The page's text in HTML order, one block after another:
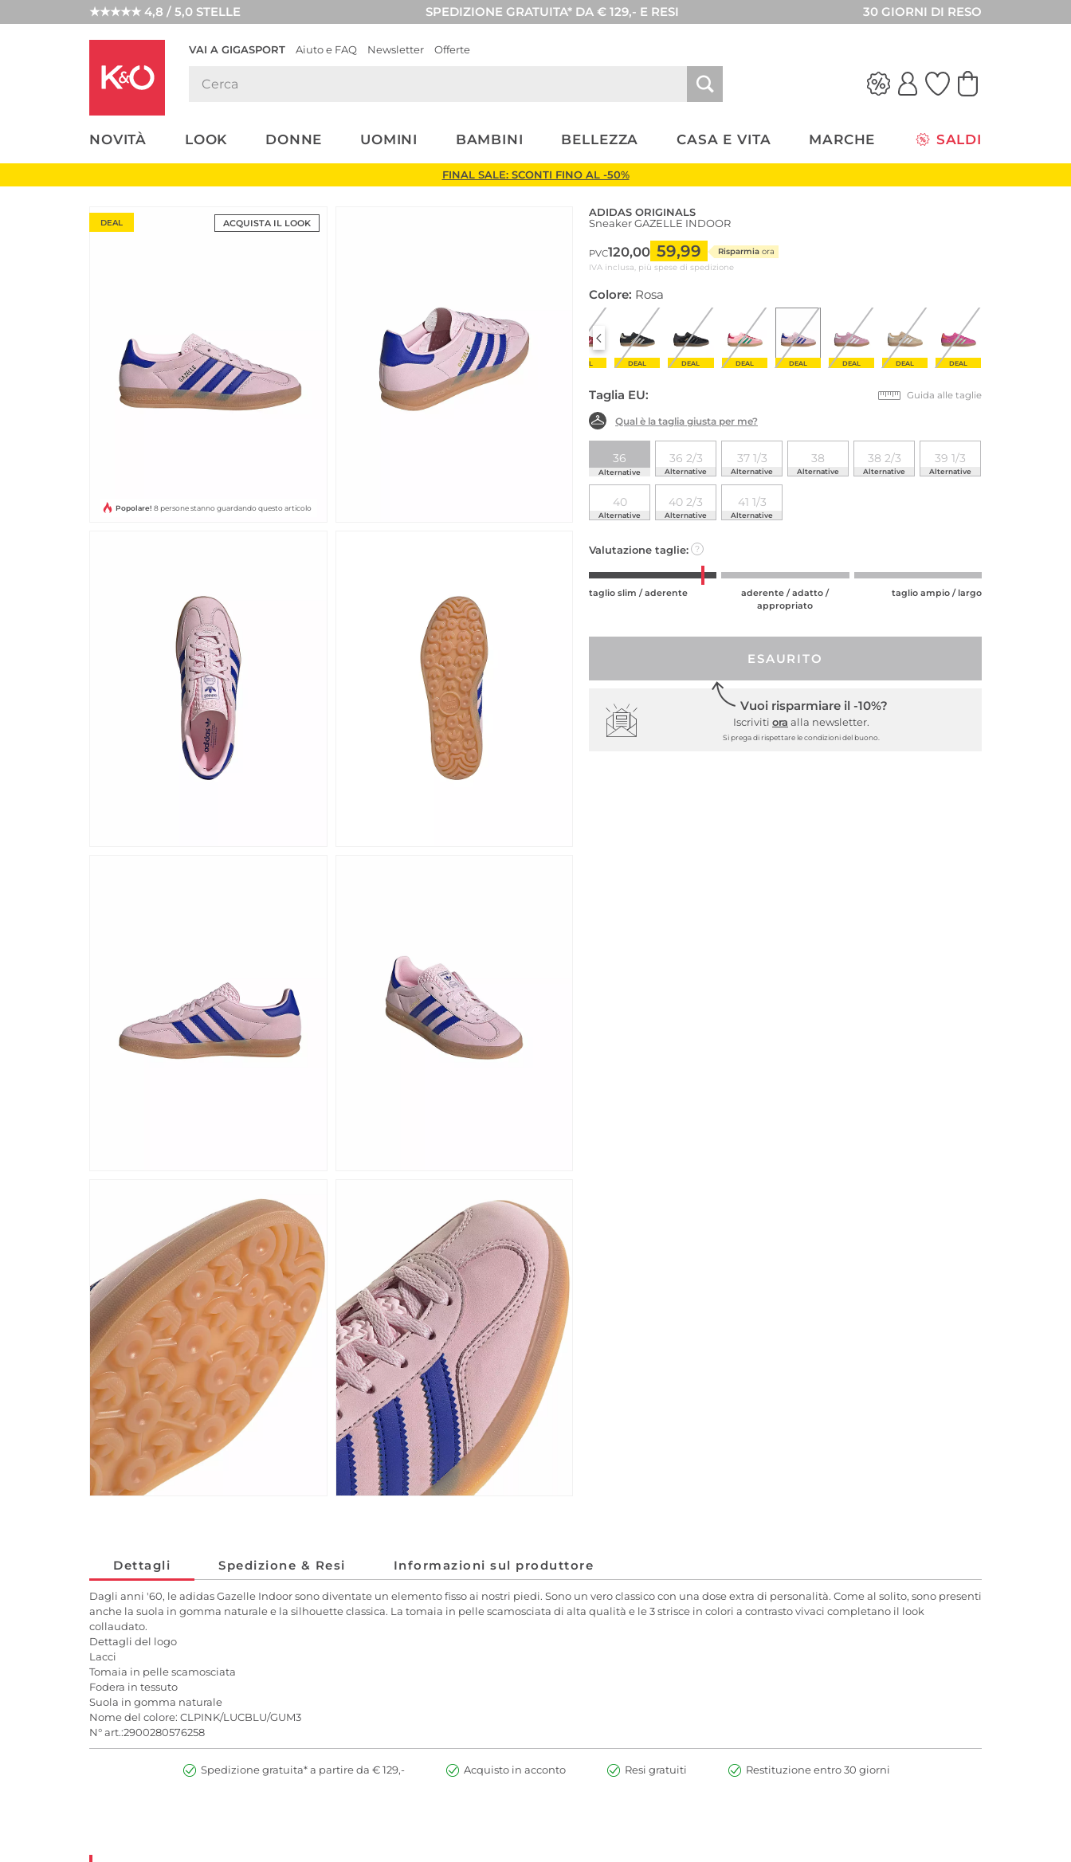
★★★★★ 4,8 / 5,0 STELLE SPEDIZIONE GRATUITA* DA € 129,- E RESI 30 GIORNI DI RESO
VAI A GIGASPORT Aiuto e FAQ Newsletter Offerte
NOVITÀ LOOK DONNE UOMINI BAMBINI BELLEZZA CASA E VITA MARCHE SALDI
LOOK
WEDDING
FINAL SALE: SCONTI FINO AL -50%
ACQUISTA IL LOOK
DEAL
Popolare! 8 persone stanno guardando questo articolo
ADIDAS ORIGINALS
Sneaker GAZELLE INDOOR
PVC120,00 59,99 Risparmia ora
IVA inclusa, più spese di spedizione
Colore: Rosa
DEAL DEAL DEAL DEAL DEAL DEAL DEAL DEAL DEAL DEAL DEAL DEAL DEAL DEAL
Taglia EU: Guida alle taglie
Qual è la taglia giusta per me?
36
Alternative
36 2/3
Alternative
37 1/3
Alternative
38
Alternative
38 2/3
Alternative
39 1/3
Alternative
40
Alternative
40 2/3
Alternative
41 1/3
Alternative
Valutazione taglie: ?
taglio slim / aderente
aderente / adatto /
appropriato
taglio ampio / largo
ESAURITO
Vuoi risparmiare il -10%?
Iscriviti ora alla newsletter.
Si prega di rispettare le condizioni del buono.
Dettagli Spedizione & Resi Informazioni sul produttore
Dagli anni '60, le adidas Gazelle Indoor sono diventate un elemento fisso ai nostri piedi. Sono un vero classico con una dose extra di personalità. Come al solito, sono presenti
anche la suola in gomma naturale e la silhouette classica. La tomaia in pelle scamosciata di alta qualità e le 3 strisce in colori a contrasto vivaci completano il look
collaudato.
Dettagli del logo
Lacci
Tomaia in pelle scamosciata
Fodera in tessuto
Suola in gomma naturale
Nome del colore: CLPINK/LUCBLU/GUM3
N° art.:2900280576258
Spedizione gratuita* a partire da € 129,- Acquisto in acconto Resi gratuiti Restituzione entro 30 giorni